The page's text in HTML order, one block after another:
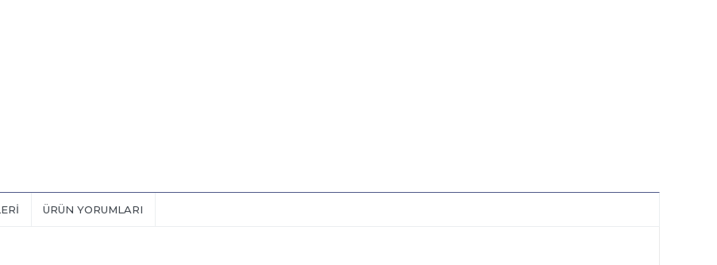
ÜRÜN YORUMLARI